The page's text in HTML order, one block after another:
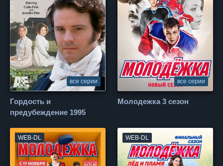
все серии
Гордость и
предубеждение 1995
все серии
Молодежка 3 сезон
WEB-DL WEB-DL